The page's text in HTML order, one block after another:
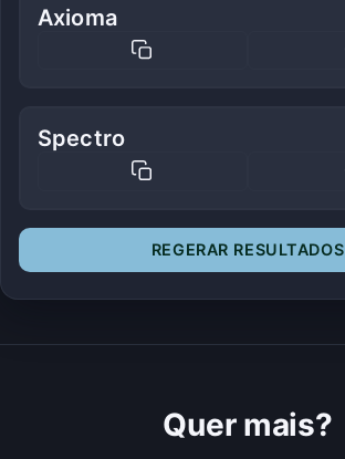
Axioma
Spectro
REGERAR RESULTADOS
Quer mais?